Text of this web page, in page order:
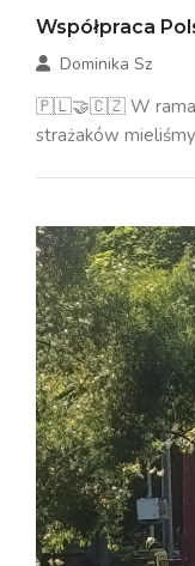
Współpraca
Dominika Sz
🇵🇱🤝🇨🇿 W
strażaków